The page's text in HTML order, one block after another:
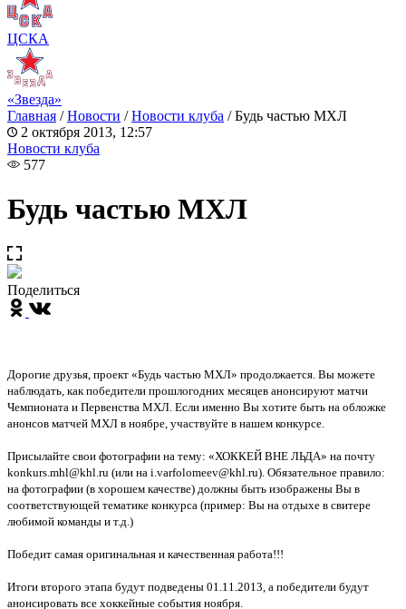
ЦСКА
«Звезда»
Главная /Новости /Новости клуба /Будь частью МХЛ
2 октября 2013, 12:57
Новости клуба
577
Будь частью МХЛ
Поделиться
Дорогие друзья, проект «Будь частью МХЛ» продолжается. Вы можете
наблюдать, как победители прошлогодних месяцев анонсируют матчи
Чемпионата и Первенства МХЛ. Если именно Вы хотите быть на обложке
анонсов матчей МХЛ в ноябре, участвуйте в нашем конкурсе.
Присылайте свои фотографии на тему: «ХОККЕЙ ВНЕ ЛЬДА» на почту
konkurs.mhl@khl.ru (или на i.varfolomeev@khl.ru). Обязательное правило:
на фотографии (в хорошем качестве) должны быть изображены Вы в
соответствующей тематике конкурса (пример: Вы на отдыхе в свитере
любимой команды и т.д.)
Победит самая оригинальная и качественная работа!!!
Итоги второго этапа будут подведены 01.11.2013, а победители будут
анонсировать все хоккейные события ноября.